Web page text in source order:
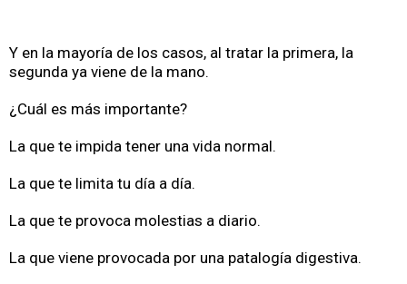
Y en la mayoría de los casos, al tratar la primera, la
segunda ya viene de la mano.
¿Cuál es más importante?
La que te impida tener una vida normal.
La que te limita tu día a día.
La que te provoca molestias a diario.
La que viene provocada por una patalogía digestiva.